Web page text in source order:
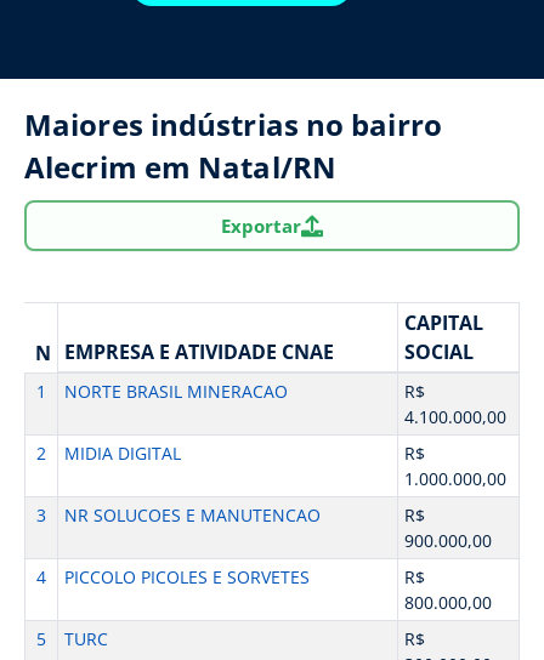
Maiores indústrias no bairro
Alecrim em Natal/RN
Exportar
N EMPRESA E ATIVIDADE CNAE
CAPITAL
SOCIAL
1 NORTE BRASIL MINERACAO
R$
4.100.000,00
2
MIDIA DIGITAL
R$
1.000.000,00
3
NR SOLUCOES E MANUTENCAO
R$
900.000,00
4
PICCOLO PICOLES E SORVETES
R$
800.000,00
5
TURC
R$